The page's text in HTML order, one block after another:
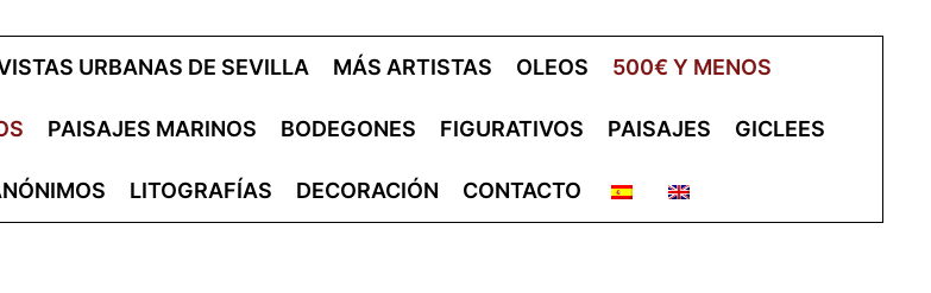
URBANAS DE SEVILLA MÁS ARTISTAS OLEOS 500€ Y MENOS
PAISAJES MARINOS BODEGONES FIGURATIVOS PAISAJES GICLEES
LITOGRAFÍAS DECORACIÓN CONTACTO